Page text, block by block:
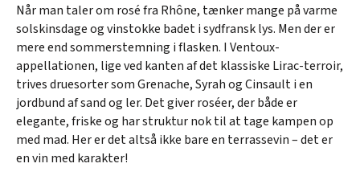
Når man taler om rosé fra Rhône, tænker mange på varme
solskinsdage og vinstokke badet i sydfransk lys. Men der er
mere end sommerstemning i flasken. I Ventoux-
appellationen, lige ved kanten af det klassiske Lirac-terroir,
trives druesorter som Grenache, Syrah og Cinsault i en
jordbund af sand og ler. Det giver roséer, der både er
elegante, friske og har struktur nok til at tage kampen op
med mad. Her er det altså ikke bare en terrassevin – det er
en vin med karakter!